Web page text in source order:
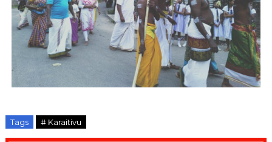
Tags # Karaitivu